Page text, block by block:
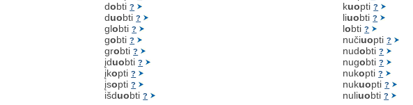
dobti?
duobti?
globti?
gobti?
grobti?
įduobti?
įkopti?
įsopti?
išduobti?
kuopti?
liuobti?
lobti?
nučiuopti?
nudobti?
nugobti?
nukopti?
nukuopti?
nuliuobti?